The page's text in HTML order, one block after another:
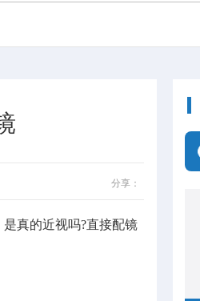
分享：
真的近视吗?直接配镜